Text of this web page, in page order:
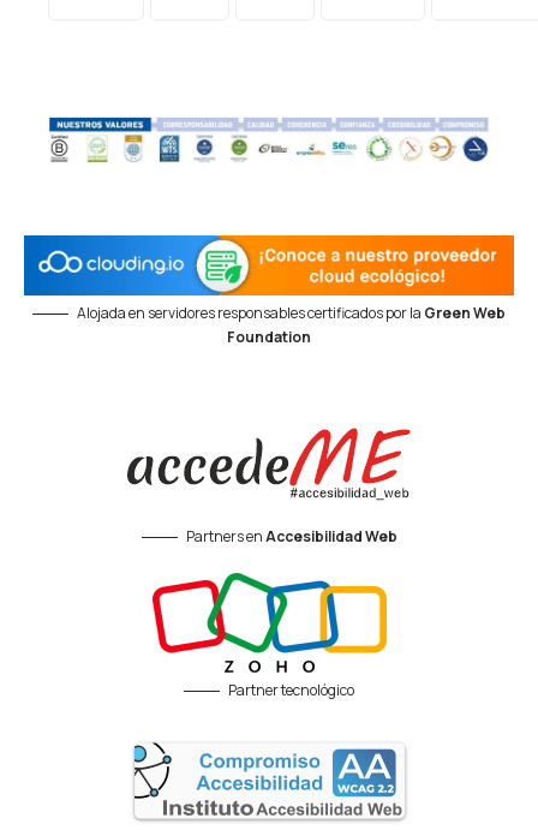
Alojada en servidores responsables certificados por la Green Web
Foundation
Partners enAccesibilidad Web
Partner tecnológico